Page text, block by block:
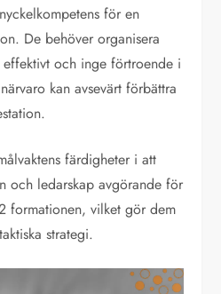
för en
De behöver organisera
och inge förtroende i
kan avsevärt förbättra
färdigheter i att
och ledarskap avgörande för
formationen, vilket gör dem
strategi.